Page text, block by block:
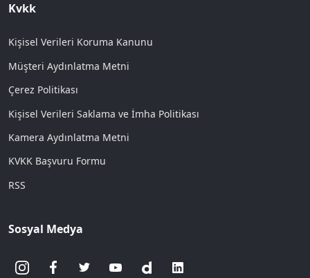
Kvkk
Kişisel Verileri Koruma Kanunu
Müşteri Aydınlatma Metni
Çerez Politikası
Kişisel Verileri Saklama ve İmha Politikası
Kamera Aydınlatma Metni
KVKK Başvuru Formu
RSS
Sosyal Medya